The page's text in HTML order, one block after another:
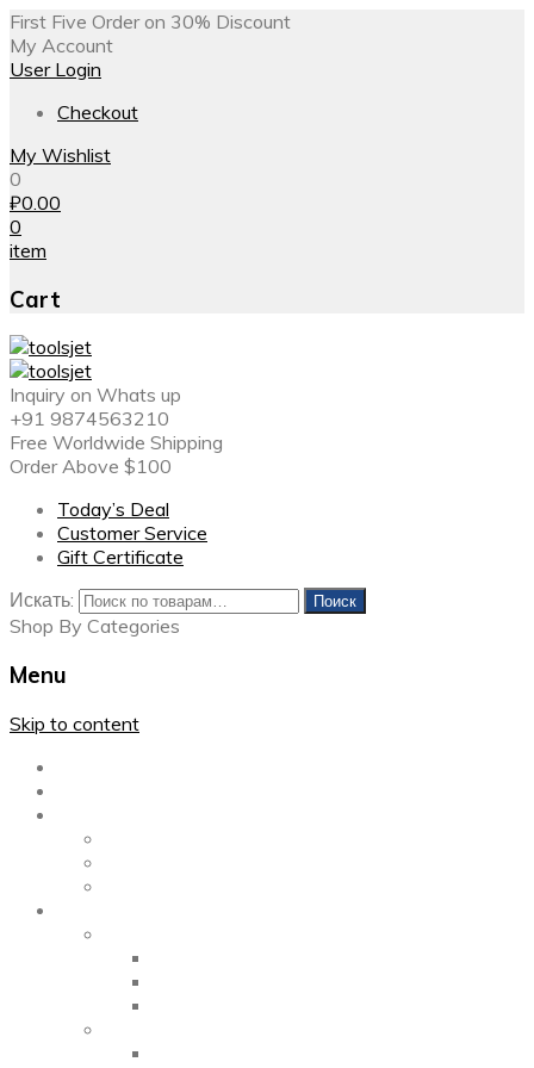
First Five Order on 30% Discount
My Account
User Login
Checkout
My Wishlist
0
₽0.00
0
item
Cart
Inquiry on Whats up
+91 9874563210
Free Worldwide Shipping
Order Above $100
Today’s Deal
Customer Service
Gift Certificate
Искать:
Поиск
Shop By Categories
Menu
Skip to content